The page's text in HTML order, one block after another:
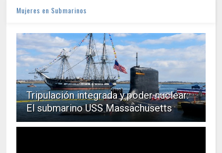
Mujeres en Submarinos
Tripulación integrada y poder nuclear:
El submarino USS Massachusetts